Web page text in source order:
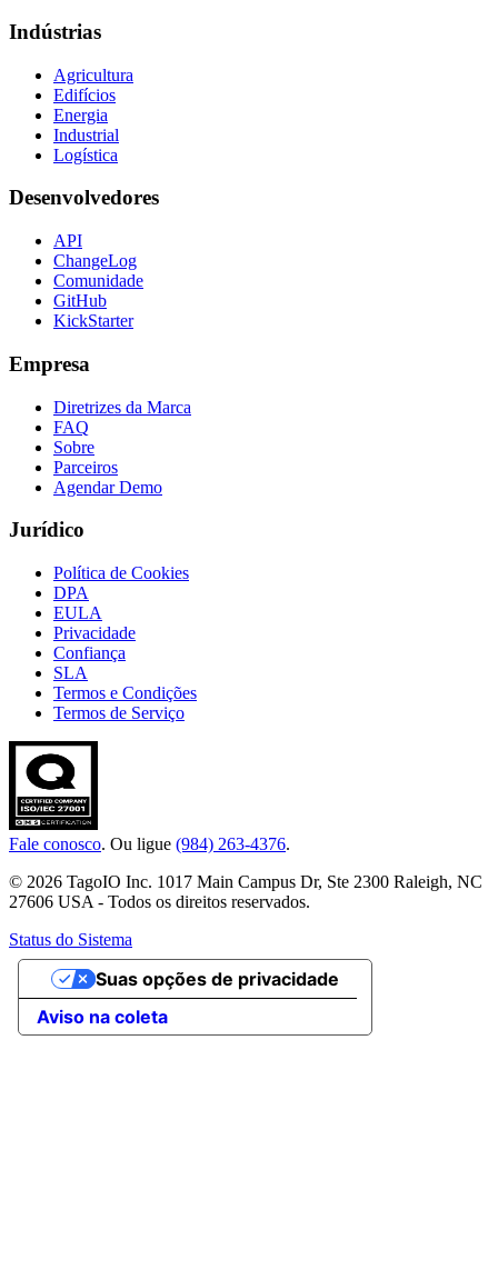
Indústrias
Agricultura
Edifícios
Energia
Industrial
Logística
Desenvolvedores
API
ChangeLog
Comunidade
GitHub
KickStarter
Empresa
Diretrizes da Marca
FAQ
Sobre
Parceiros
Agendar Demo
Jurídico
Política de Cookies
DPA
EULA
Privacidade
Confiança
SLA
Termos e Condições
Termos de Serviço
Fale conosco. Ou ligue (984) 263-4376.
© 2026 TagoIO Inc. 1017 Main Campus Dr, Ste 2300 Raleigh, NC
27606 USA - Todos os direitos reservados.
Status do Sistema
Aviso na coleta
Suas opções de privacidade